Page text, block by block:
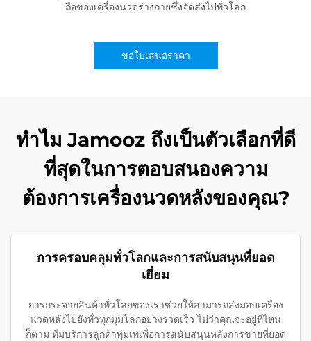
ถือของเครื่องนวดร่างกายซึ่งจัดส่งไปทั่วโลก
ขอใบเสนอราคา
ทำไม Jamooz ถึงเป็นตัวเลือกที่ดี
ที่สุดในการตอบสนองความ
ต้องการเครื่องนวดหลังของคุณ?
การครอบคลุมทั่วโลกและการสนับสนุนที่ยอด
เยี่ยม
การกระจายสินค้าทั่วโลกของเราช่วยให้สามารถส่งมอบเครื่อง
นวดหลังไปยังทั่วทุกมุมโลกอย่างรวดเร็ว ไม่ว่าคุณจะอยู่ที่ไหน
ก็ตาม ทีมบริการลูกค้าทุ่มเทเพื่อการสนับสนุนหลังการขายที่ยอด